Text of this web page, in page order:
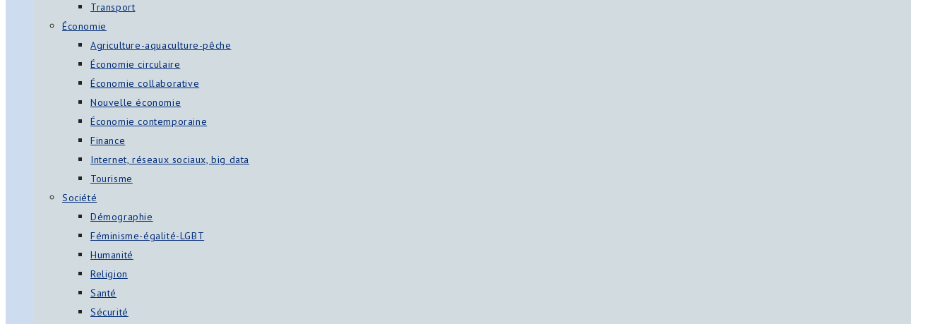
Transport
Économie
Agriculture-aquaculture-pêche
Économie circulaire
Économie collaborative
Nouvelle économie
Économie contemporaine
Finance
Internet, réseaux sociaux, big data
Tourisme
Société
Démographie
Féminisme-égalité-LGBT
Humanité
Religion
Santé
Sécurité